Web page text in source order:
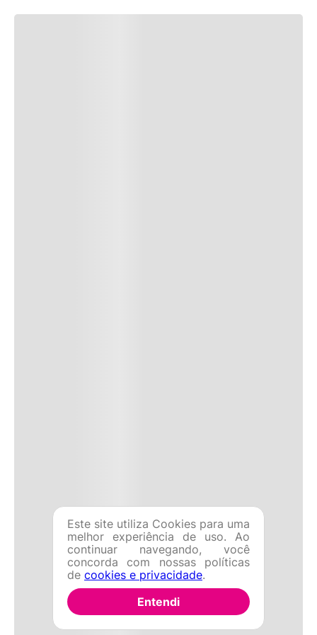
Este site utiliza Cookies para uma
melhor experiência de uso. Ao
continuar navegando, você
concorda com nossas políticas
de cookies e privacidade.
Entendi